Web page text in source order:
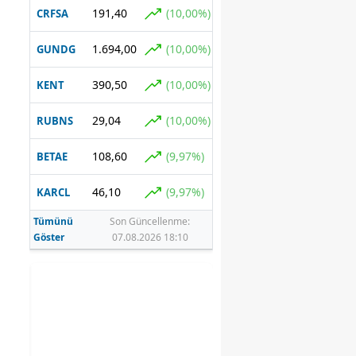
CRFSA 191,40 (10,00%)
GUNDG 1.694,00 (10,00%)
KENT 390,50 (10,00%)
RUBNS 29,04 (10,00%)
BETAE 108,60 (9,97%)
KARCL 46,10 (9,97%)
Tümünü
Göster
Son Güncellenme:
07.08.2026 18:10